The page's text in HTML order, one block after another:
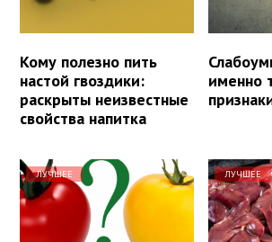
Кому полезно пить
настой гвоздики:
раскрыты неизвестные
свойства напитка
именно
ЛУЧШЕЕ ЛУЧШЕЕ